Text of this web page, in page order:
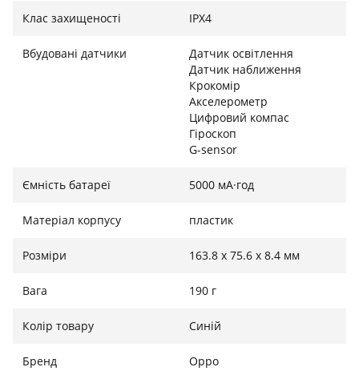
Суперсила для будь-яких завдань
Чипсет оперативної пам'яті та сховища 4 ГБ + 128 ГБ
став додатковим резервом для підвищення
продуктивності. Разом із процесором MediaTek Helio
G35 комплекс обладнання показує вражаючі
результати, даючи змогу грати в найвимогливіші
ігри, використовувати відеозв'язок, підтримувати
при цьому проблем.
Клас захищеності IPX4
Вбудовані датчики
Датчик освітлення
Датчик наближення
Крокомір
Акселерометр
Цифровий компас
Гіроскоп
G-sensor
Ємність батареї 5000 мА·год
Матеріал корпусу пластик
Розміри 163.8 х 75.6 х 8.4 мм
Вага 190 г
Колір товару Синій
Бренд Oppo